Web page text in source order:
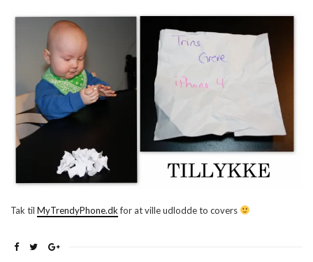
Tak til MyTrendyPhone.dkfor at ville udlodde to covers